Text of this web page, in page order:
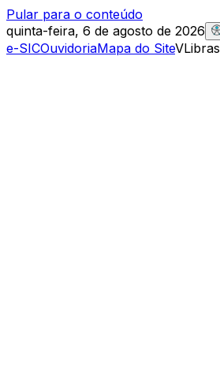
Pular para o conteúdo
quinta-feira, 6 de agosto de 2026
e-SICOuvidoriaMapa do SiteVLibras